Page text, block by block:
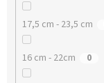
17,5 cm - 23,5 cm
16 cm - 22cm 0